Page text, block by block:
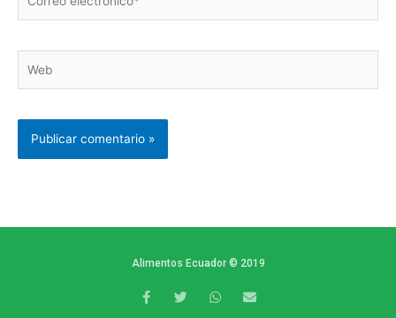
electrónico*
Alimentos Ecuador © 2019
a w h n